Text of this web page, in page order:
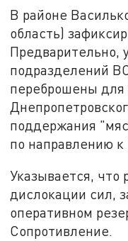
В районе
область)
Предварительно,
подразделений
переброшены для
поддержания
по направлению к
Указывается, что
дислокации сил,
оперативном
Сопротивление.